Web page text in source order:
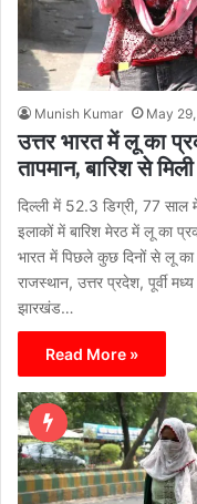
Munish Kumar May
उत्तर भारत में लू का
तापमान, बारिश से
दिल्ली में 52.3 डिग्री, 77 साल
इलाकों में बारिश मेरठ में लू का
भारत में पिछले कुछ दिनों से लू का
राजस्थान, उत्तर प्रदेश, पूर्वी
झारखंड…
Read More »